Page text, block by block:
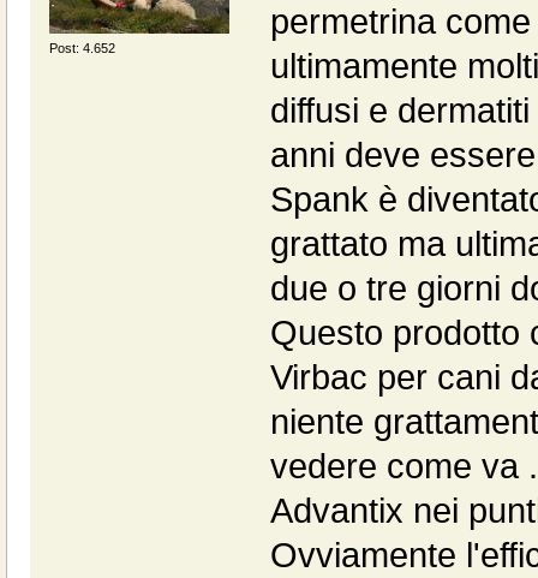
Post: 4.652
permetrina
ultimamente
diffusi e
anni deve
Spank è
grattato ma
due o tre giorni
Questo prodotto
Virbac per cani
niente
vedere come va
Advantix nei
Ovviamente